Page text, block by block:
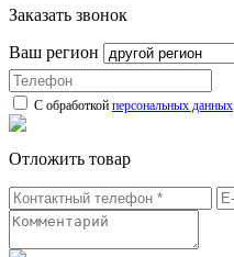
Заказать звонок
Ваш регион
С обработкой персональных данных
Отложить товар